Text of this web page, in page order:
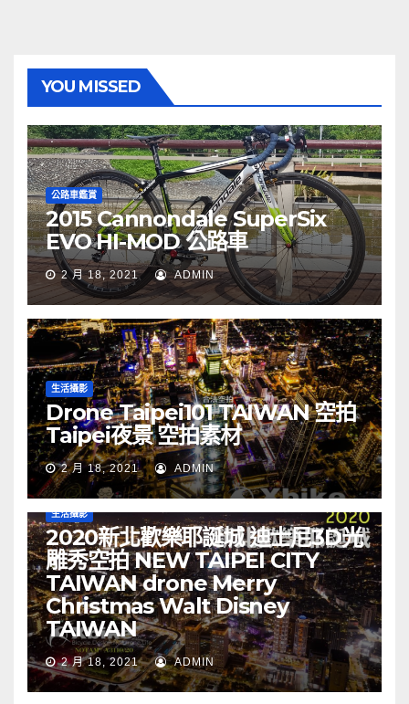
YOU MISSED
公路車鑑賞
2015 Cannondale SuperSix
EVO HI-MOD 公路車
2 月 18, 2021 ADMIN
生活攝影
Drone Taipei101 TAIWAN 空拍
Taipei夜景 空拍素材
2 月 18, 2021 ADMIN
生活攝影
2020新北歡樂耶誕城 迪士尼3D光
雕秀空拍 NEW TAIPEI CITY
TAIWAN drone Merry
Christmas Walt Disney
TAIWAN
2 月 18, 2021 ADMIN